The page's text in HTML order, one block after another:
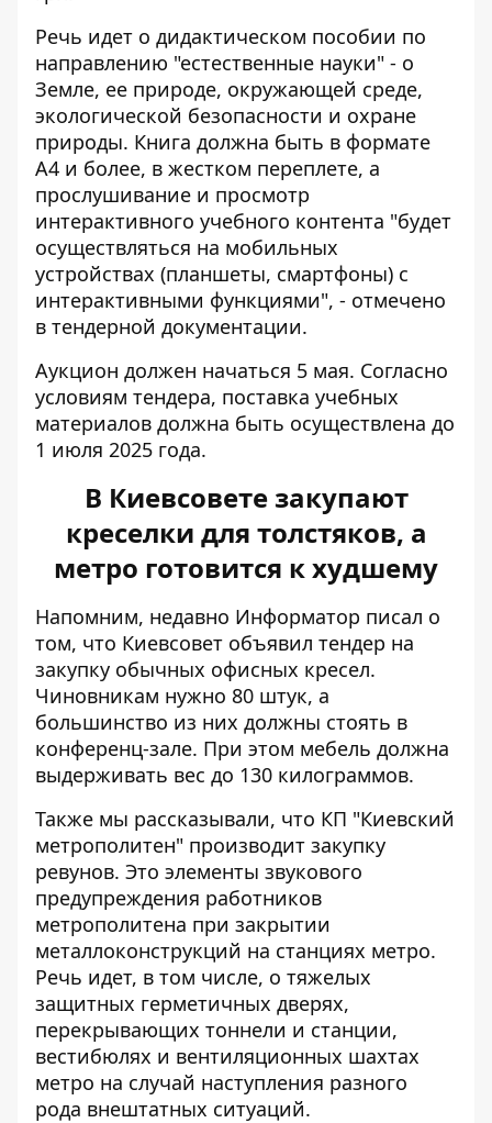
Речь идет о дидактическом пособии по
направлению "естественные науки" - о
Земле, ее природе, окружающей среде,
экологической безопасности и охране
природы. Книга должна быть в формате
А4 и более, в жестком переплете, а
прослушивание и просмотр
интерактивного учебного контента "будет
осуществляться на мобильных
устройствах (планшеты, смартфоны) с
интерактивными функциями", - отмечено
в тендерной документации.
Аукцион должен начаться 5 мая. Согласно
условиям тендера, поставка учебных
материалов должна быть осуществлена ​​до
1 июля 2025 года.
В Киевсовете закупают
креселки для толстяков, а
метро готовится к худшему
Напомним, недавно Информатор писал о
том, что Киевсовет объявил тендер на
закупку обычных офисных кресел.
Чиновникам нужно 80 штук, а
большинство из них должны стоять в
конференц-зале. При этом мебель должна
выдерживать вес до 130 килограммов.
Также мы рассказывали, что КП "Киевский
метрополитен" производит закупку
ревунов. Это элементы звукового
предупреждения работников
метрополитена при закрытии
металлоконструкций на станциях метро.
Речь идет, в том числе, о тяжелых
защитных герметичных дверях,
перекрывающих тоннели и станции,
вестибюлях и вентиляционных шахтах
метро на случай наступления разного
рода внештатных ситуаций.